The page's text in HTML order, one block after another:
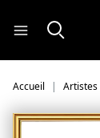
Accueil Artistes